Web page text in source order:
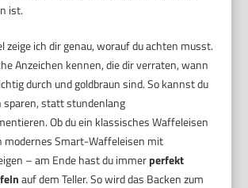
ist.
zeige ich dir genau, worauf du achten musst.
Anzeichen kennen, die dir verraten, wann
durch und goldbraun sind. So kannst du
sparen, statt stundenlang
Ob du ein klassisches Waffeleisen
modernes Smart-Waffeleisen mit
– am Ende hast du immerperfekt
auf dem Teller. So wird das Backen zum